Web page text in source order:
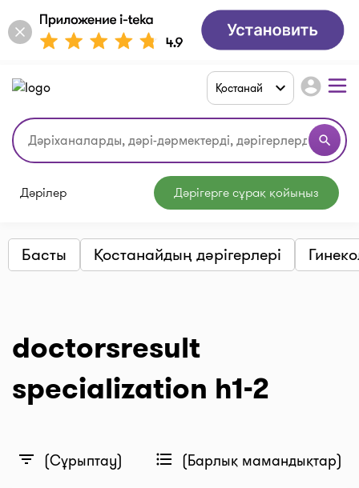
search
Қостанай account_circle
Дәрілер Дәрігерге сұрақ қойыңыз
Басты Қостанайдың дәрігерлері
doctorsresult
specialization h1-2
filter_list (Сұрыптау) format_list_bulleted (Барлық мамандықтар)